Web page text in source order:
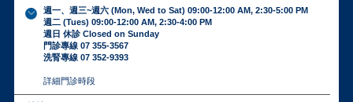
週一、週三~週六 (Mon, Wed to Sat) 09:00-12:00 AM, 2:30-5:00 PM
週二 (Tues) 09:00-12:00 AM, 2:30-4:00 PM
週日 休診 Closed on Sunday
門診專線 07 355-3567
洗腎專線 07 352-9393
詳細門診時段